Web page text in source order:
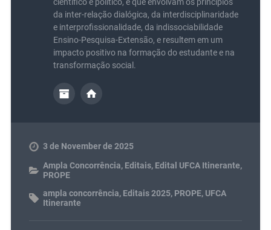
da inter-relação dialógica, da interdisciplinaridade
e interprofissionalidade, da indissociabilidade
Ensino-Pesquisa-Extensão, e resultem em um
impacto positivo na formação do estudante e na
transformação social.
3 de November de 2025
Ampla Concorrência, Editais, Edital UFCA Itinerante,
PROPE
ampla concorrência, Editais 2025, PROPE, UFCA
Itinerante